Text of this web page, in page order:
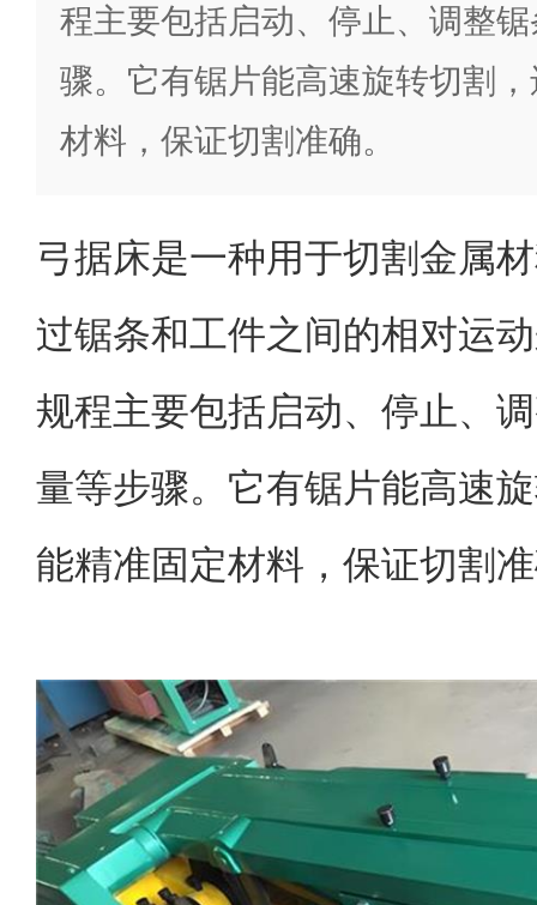
程主要包括启动、停止、调整
骤。它有锯片能高速旋转切割
材料，保证切割准确。
弓据床是一种用于切割金属
过锯条和工件之间的相对运
规程主要包括启动、停止、
量等步骤。它有锯片能高速
能精准固定材料，保证切割